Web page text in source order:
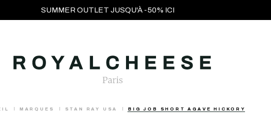
SUMMER OUTLET JUSQU'À -50% ICI
MARQUES STAN RAY USA BIG JOB SHORT AGAVE HICKORY